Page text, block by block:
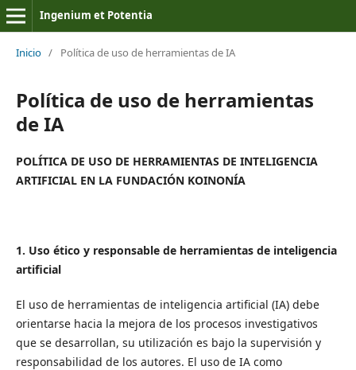
Ingenium et Potentia
Inicio / Política de uso de herramientas de IA
Política de uso de herramientas
de IA
POLÍTICA DE USO DE HERRAMIENTAS DE INTELIGENCIA
ARTIFICIAL EN LA FUNDACIÓN KOINONÍA
1. Uso ético y responsable de herramientas de inteligencia
artificial
El uso de herramientas de inteligencia artificial (IA) debe
orientarse hacia la mejora de los procesos investigativos
que se desarrollan, su utilización es bajo la supervisión y
responsabilidad de los autores. El uso de IA como